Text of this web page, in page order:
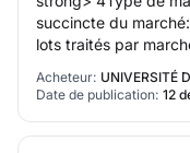
succincte du
lots traités par
VRD), lot 2
Acheteur: UNIVERSITÉ
Date de publication: 12